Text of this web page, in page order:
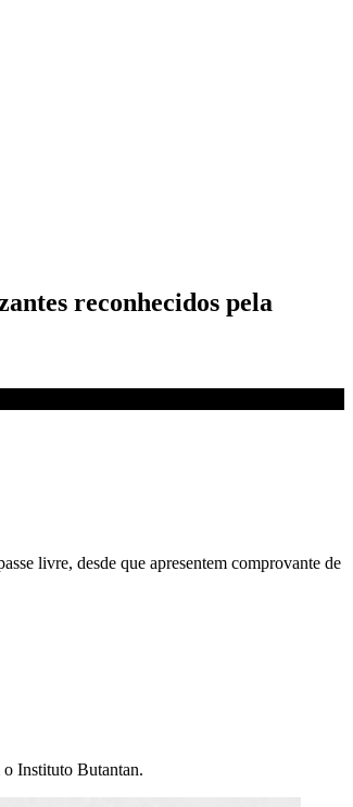
reconhecidos pela
livre, desde que apresentem comprovante de
o Instituto Butantan.